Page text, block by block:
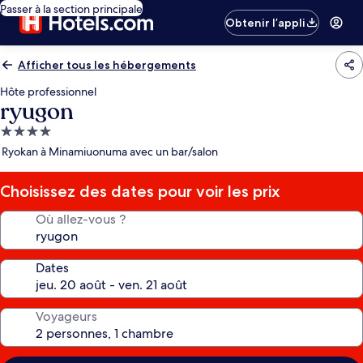
Passer à la section principale
Obtenir l’appli
Afficher tous les hébergements
Hôte professionnel
ryugon
Hébergement
4.0 étoiles
Ryokan à Minamiuonuma avec un bar/salon
Choisissez des dates pour voir les prix
Où allez-vous ?
Dates
Voyageurs